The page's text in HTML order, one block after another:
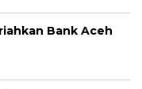
Bank Aceh